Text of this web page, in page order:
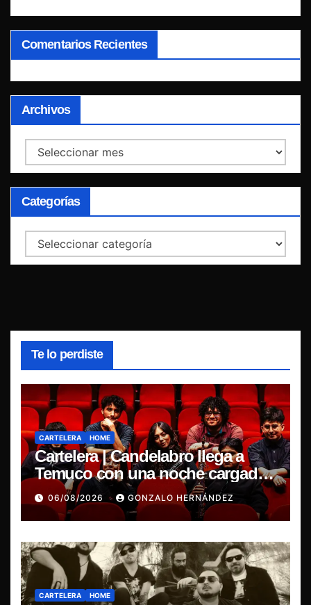
Comentarios Recientes
Archivos
Archivos
Categorías
Categorías
Te lo perdiste
CARTELERA HOME
Cartelera | Candelabro llega a
Temuco con una noche cargada
de indie
06/08/2026 GONZALO HERNÁNDEZ
CARTELERA HOME